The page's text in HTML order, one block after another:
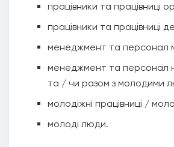
працівники та працівниці
працівники та працівниці
менеджмент та персонал
менеджмент та персонал
та / чи разом з молодими
молодіжні працівниці /
молоді люди.